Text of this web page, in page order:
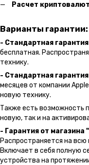
Расчет
Варианты гарантии:
- Стандартная
бесплатная.
технику.
- Стандартная
месяцев от компании
новую технику.
Также есть возможность
новую, так и на
- Гарантия от магазина
Распространяется на
Включает в себя полную
устройства на